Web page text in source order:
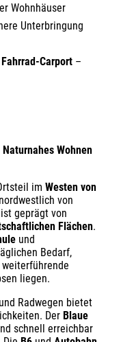
Wohnhäuser
Unterbringung
Carport–
Wohnen
im Westen von
von
geprägt von
Flächen.
und
Bedarf,
liegen.
Radwegen bietet
Der Blaue
schnell erreichbar